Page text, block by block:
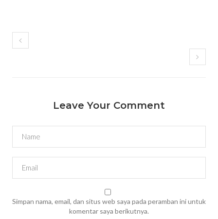
Leave Your Comment
Simpan nama, email, dan situs web saya pada peramban ini untuk
komentar saya berikutnya.